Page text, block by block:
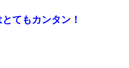
てもカンタン！